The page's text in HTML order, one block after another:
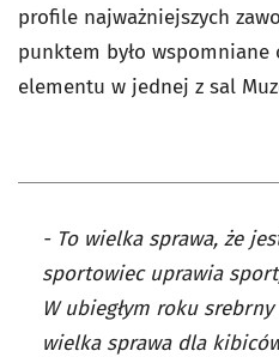
profile najważniejszych
punktem było wspomniane
elementu w jednej z sal
- To wielka sprawa, że
sportowiec uprawia
W ubiegłym roku
wielka sprawa dla